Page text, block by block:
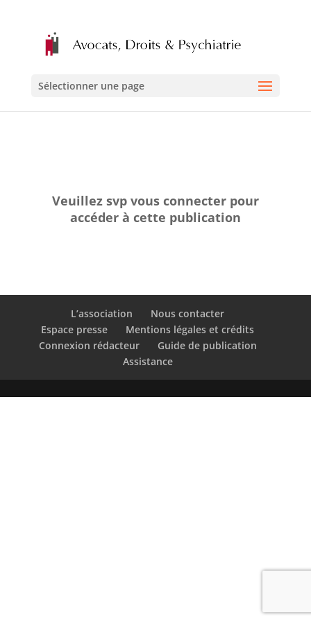
Sélectionner une page
Veuillez svp vous connecter pour
accéder à cette publication
L’association
Nous contacter
Espace presse
Mentions légales et crédits
Connexion rédacteur
Guide de publication
Assistance